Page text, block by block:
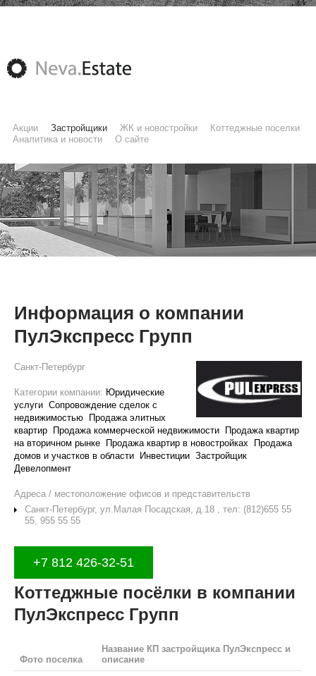
Акции Застройщики ЖК и новостройки
Коттеджные поселки
Аналитика и новости
О сайте
Информация о компании
ПулЭкспресс Групп
Санкт-Петербург
Категории компании: Юридические
услуги Сопровождение сделок с
недвижимостью
Продажа элитных
квартир
Продажа коммерческой недвижимости
Продажа квартир
на вторичном рынке
Продажа квартир в новостройках
Продажа
домов и участков в области
Инвестиции Застройщик
Девелопмент
Адреса / местоположение офисов и представительств
Санкт-Петербург, ул.Малая Посадская, д.18 , тел: (812)655 55
55, 955 55 55
+7 812 426-32-51
Коттеджные посёлки в компании
ПулЭкспресс Групп
Фото поселка
Название КП застройщика ПулЭкспресс и
описание